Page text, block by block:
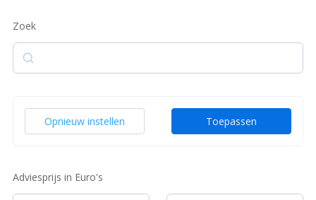
Zoek
Zoek
Toepassen
Opnieuw instellen
Adviesprijs in Euro's